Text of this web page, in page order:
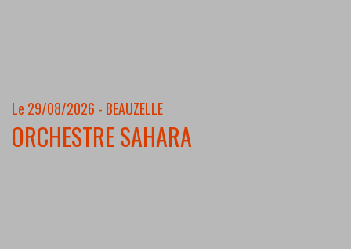
Le 29/08/2026 - BEAUZELLE
ORCHESTRE SAHARA